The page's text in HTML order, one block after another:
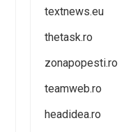
textnews.eu
thetask.ro
zonapopesti.ro
teamweb.ro
headidea.ro